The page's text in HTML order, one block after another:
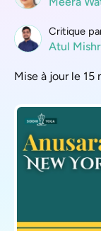
Critique
Atul
Mise à jour le 15